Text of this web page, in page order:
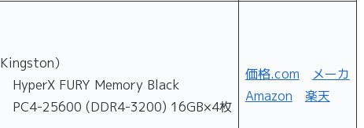
Kingston）
HyperX FURY Memory Black
PC4-25600 (DDR4-3200) 16GB×4枚
価格.com
メーカ
Amazon
楽天